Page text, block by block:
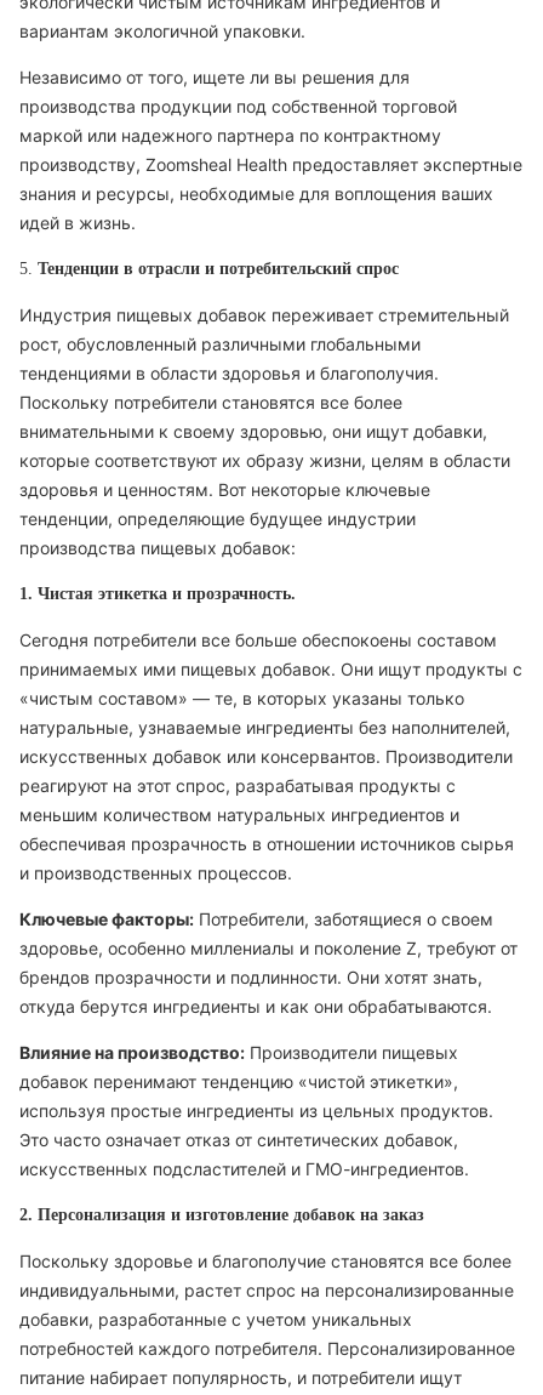
вариантам экологичной упаковки.
Независимо от того, ищете ли вы решения для
производства продукции под собственной торговой
маркой или надежного партнера по контрактному
производству, Zoomsheal Health предоставляет экспертные
знания и ресурсы, необходимые для воплощения ваших
идей в жизнь.
5. Тенденции в отрасли и потребительский спрос
Индустрия пищевых добавок переживает стремительный
рост, обусловленный различными глобальными
тенденциями в области здоровья и благополучия.
Поскольку потребители становятся все более
внимательными к своему здоровью, они ищут добавки,
которые соответствуют их образу жизни, целям в области
здоровья и ценностям. Вот некоторые ключевые
тенденции, определяющие будущее индустрии
производства пищевых добавок:
1. Чистая этикетка и прозрачность.
Сегодня потребители все больше обеспокоены составом
принимаемых ими пищевых добавок. Они ищут продукты с
«чистым составом» — те, в которых указаны только
натуральные, узнаваемые ингредиенты без наполнителей,
искусственных добавок или консервантов. Производители
реагируют на этот спрос, разрабатывая продукты с
меньшим количеством натуральных ингредиентов и
обеспечивая прозрачность в отношении источников сырья
и производственных процессов.
Ключевые факторы: Потребители, заботящиеся о своем
здоровье, особенно миллениалы и поколение Z, требуют от
брендов прозрачности и подлинности. Они хотят знать,
откуда берутся ингредиенты и как они обрабатываются.
Влияние на производство: Производители пищевых
добавок перенимают тенденцию «чистой этикетки»,
используя простые ингредиенты из цельных продуктов.
Это часто означает отказ от синтетических добавок,
искусственных подсластителей и ГМО-ингредиентов.
2. Персонализация и изготовление добавок на заказ
Поскольку здоровье и благополучие становятся все более
индивидуальными, растет спрос на персонализированные
добавки, разработанные с учетом уникальных
потребностей каждого потребителя. Персонализированное
питание набирает популярность, и потребители ищут